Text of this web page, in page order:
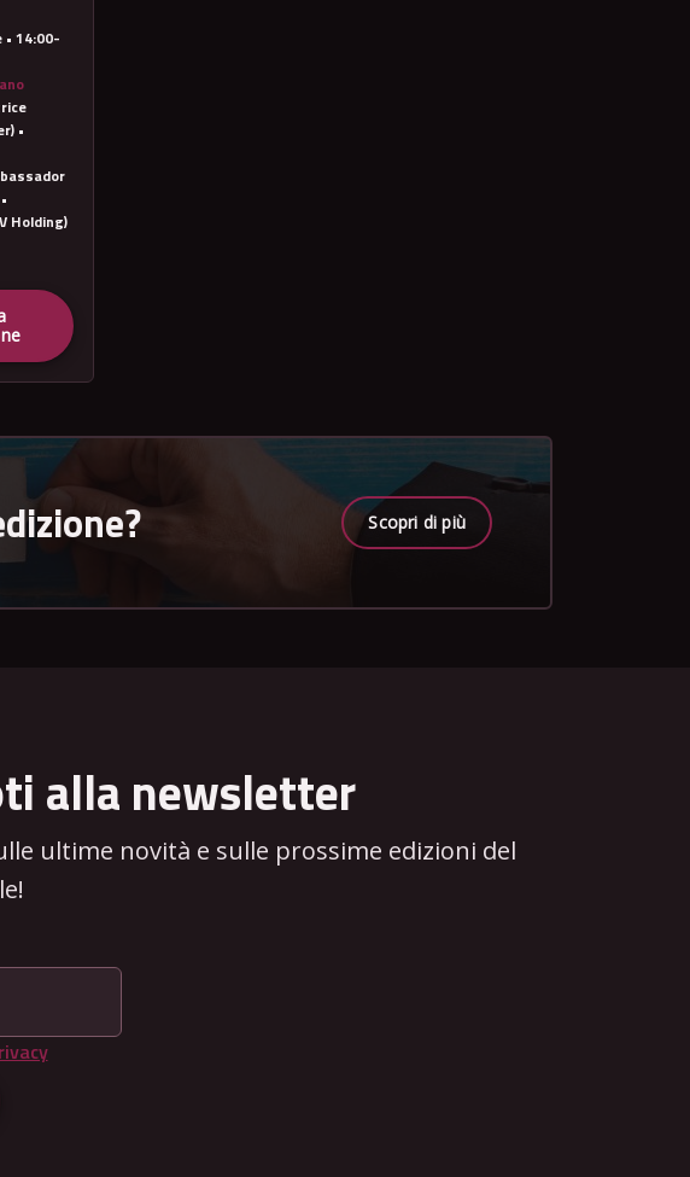
14:00-
•
Holding)
Scopri di più
alla newsletter
ultime novità e sulle prossime edizioni del